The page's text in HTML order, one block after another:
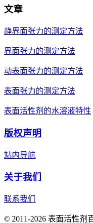
文章
静界面张力的测定方法
界面张力的测定方法
动表面张力的测定方法
表面张力的测定方法
表面活性剂的水溶液特性
版权声明
站内导航
关于我们
联系我们
© 2011-2026 表面活性剂